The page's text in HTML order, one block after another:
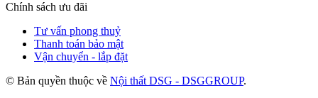
Chính sách ưu đãi
Tư vấn phong thuỷ
Thanh toán bảo mật
Vận chuyển - lắp đặt
© Bản quyền thuộc về Nội thất DSG - DSGGROUP.